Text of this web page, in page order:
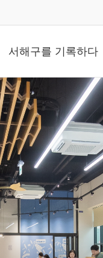
서해구를 기록하다